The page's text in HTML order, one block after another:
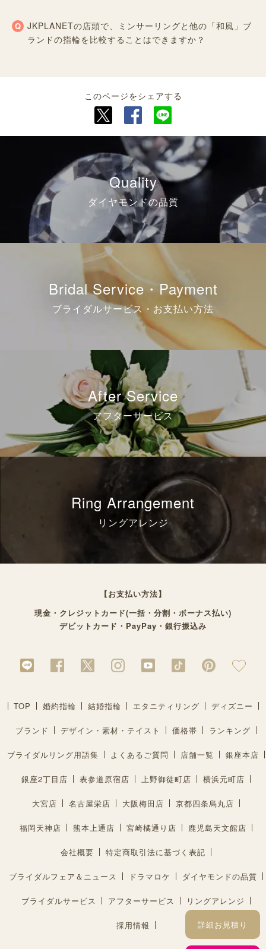
JKPLANETの店頭で、ミンサーリングと他の「和風」ブ
ランドの指輪を比較することはできますか？
このページをシェアする
Quality
ダイヤモンドの品質
Bridal Service・Payment
ブライダルサービス・お支払い方法
After Service
アフターサービス
Ring Arrangement
リングアレンジ
詳細お見積り
【お支払い方法】
現金・クレジットカード(一括・分割・ボーナス払い)
デビットカード・PayPay・銀行振込み
TOP 婚約指輪 結婚指輪 エタニティリング ディズニー
ブランド デザイン・素材・テイスト 価格帯 ランキング
ブライダルリング用語集 よくあるご質問 店舗一覧 銀座本店
銀座2丁目店 表参道原宿店 上野御徒町店 横浜元町店
大宮店 名古屋栄店 大阪梅田店 京都四条烏丸店
福岡天神店 熊本上通店 宮崎橘通り店 鹿児島天文館店
会社概要 特定商取引法に基づく表記
ブライダルフェア＆ニュース ドラマロケ ダイヤモンドの品質
ブライダルサービス アフターサービス リングアレンジ
採用情報